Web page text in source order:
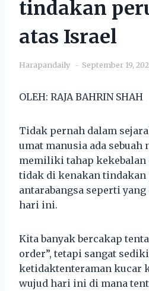
tindakan
atas Israel
Harapandaily September 19,
OLEH: RAJA BAHRIN SHAH
Tidak pernah dalam
umat manusia ada sebuah
memiliki tahap
tidak di kenakan tindakan
antarabangsa seperti
hari ini.
Kita banyak bercakap
order”, tetapi sangat
ketidaktenteraman kucar
wujud hari ini di mana